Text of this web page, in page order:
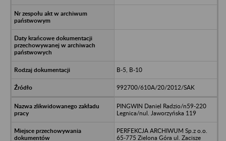
B-5, B-10
992700/610A/20/2012/SAK
PINGWIN Daniel Radzio/n59-220
Legnica/nul. Jaworzyńska 119
PERFEKCJA ARCHIWUM Sp.z o.o.
65-775 Zielona Góra ul. Zacisze